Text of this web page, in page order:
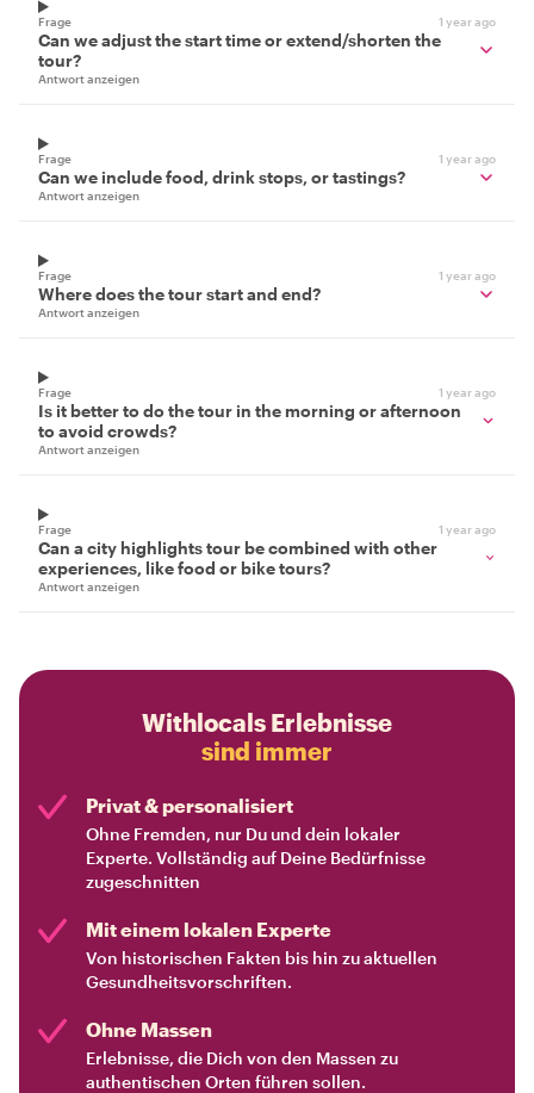
Frage 1 year ago
Can we adjust the start time or extend/shorten the
tour?
Antwort anzeigen
Frage 1 year ago
Can we include food, drink stops, or tastings?
Antwort anzeigen
Frage 1 year ago
Where does the tour start and end?
Antwort anzeigen
Frage 1 year ago
Is it better to do the tour in the morning or afternoon
to avoid crowds?
Antwort anzeigen
Frage 1 year ago
Can a city highlights tour be combined with other
experiences, like food or bike tours?
Antwort anzeigen
Withlocals Erlebnisse
sind immer
Privat & personalisiert
Ohne Fremden, nur Du und dein lokaler
Experte. Vollständig auf Deine Bedürfnisse
zugeschnitten
Mit einem lokalen Experte
Von historischen Fakten bis hin zu aktuellen
Gesundheitsvorschriften.
Ohne Massen
Erlebnisse, die Dich von den Massen zu
authentischen Orten führen sollen.